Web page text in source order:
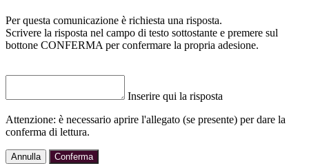
Per questa comunicazione è richiesta una risposta.
Scrivere la risposta nel campo di testo sottostante e premere sul
bottone CONFERMA per confermare la propria adesione.
Inserire qui la risposta
Attenzione: è necessario aprire l'allegato (se presente) per dare la
conferma di lettura.
Annulla Conferma